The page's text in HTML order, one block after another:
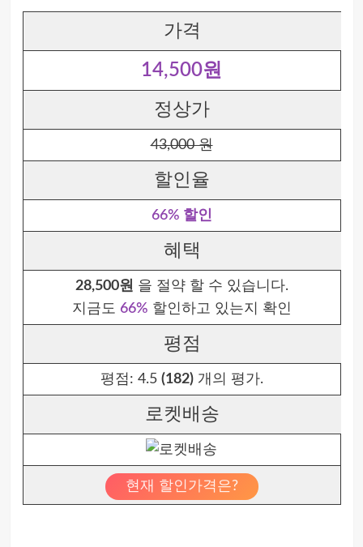
가격
14,500원
정상가
43,000 원
할인율
66% 할인
혜택
28,500원 을 절약 할 수 있습니다.
지금도 66% 할인하고 있는지 확인
평점
평점: 4.5 (182)개의 평가.
로켓배송
현재 할인가격은?